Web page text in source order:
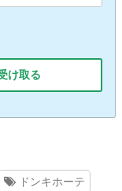
け取る
ドンキホーテ